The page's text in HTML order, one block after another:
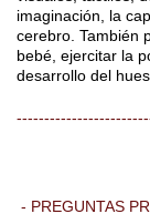
imaginación, la
cerebro. También
bebé, ejercitar la
desarrollo del
- PREGUNTAS